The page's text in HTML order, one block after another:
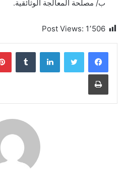
ب/ مصلحة المعالجة الوثائقية.
Post Views: 1٬506
لينكدإن
طباعة